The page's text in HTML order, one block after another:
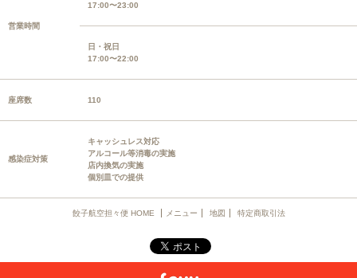
営業時間
17:00〜23:00
日・祝日
17:00〜22:00
座席数 110
感染症対策
キャッシュレス対応
アルコール等消毒の実施
店内換気の実施
個別皿での提供
餃子航空担々便 HOME メニュー 地図 特定商取引法